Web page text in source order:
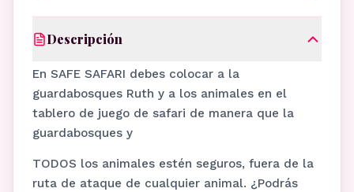
Descripción
En SAFE SAFARI debes colocar a la
guardabosques Ruth y a los animales en el
tablero de juego de safari de manera que la
guardabosques y
TODOS los animales estén seguros, fuera de la
ruta de ataque de cualquier animal. ¿Podrás